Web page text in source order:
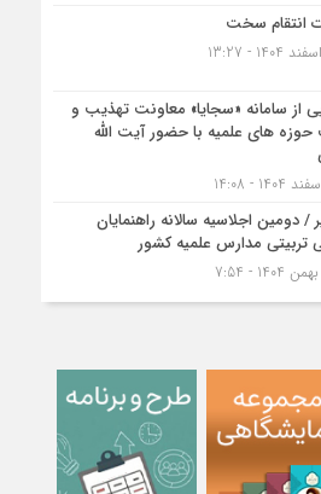
انتقام سخت
از سامانه «سجایا» معاونت تهذیب و
حوزه‌ های علمیه با حضور آیت الله
/ دومین اجلاسیه سالانه راهنمایان
تربیتی مدارس علمیه کشور